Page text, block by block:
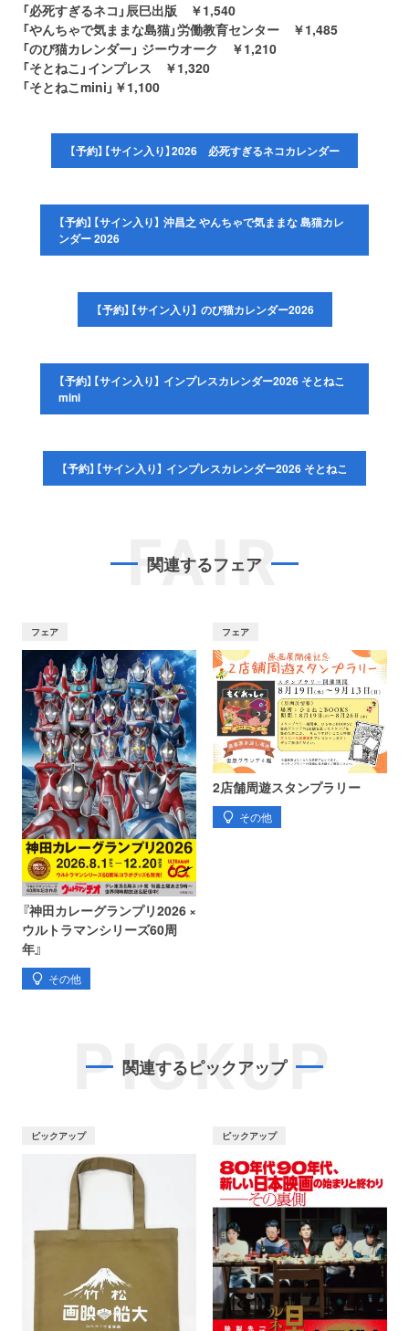
「必死すぎるネコ」辰巳出版 ￥1,540
「やんちゃで気ままな島猫」労働教育センター ￥1,485
「のび猫カレンダー」 ジーウオーク ￥1,210
「そとねこ」インプレス ￥1,320
「そとねこmini」￥1,100
【予約】【サイン入り】2026 必死すぎるネコカレンダー
【予約】【サイン入り】 沖昌之 やんちゃで気ままな 島猫カレ
ンダー 2026
【予約】【サイン入り】 のび猫カレンダー2026
【予約】【サイン入り】 インプレスカレンダー2026 そとねこ
mini
【予約】【サイン入り】 インプレスカレンダー2026 そとねこ
FAIR
関連するフェア
フェア
『神田カレーグランプリ2026 ×
ウルトラマンシリーズ60周
年』
その他
フェア
2店舗周遊スタンプラリー
その他
PICKUP
関連するピックアップ
ピックアップ ピックアップ